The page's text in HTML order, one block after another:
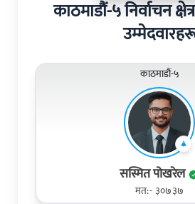
काठमाडौं-५ निर्वाचन
काठमाडौं-५
सस्मित पोखरेल
मत:- ३०७३७